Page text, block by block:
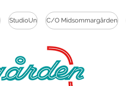
StudioUn C/O Midsommargården